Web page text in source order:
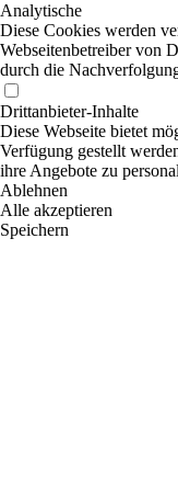
Analytische
Diese Cookies werden
Webseitenbetreiber von
durch die
Drittanbieter-Inhalte
Diese Webseite bietet
Verfügung gestellt
ihre Angebote zu
Ablehnen
Alle akzeptieren
Speichern